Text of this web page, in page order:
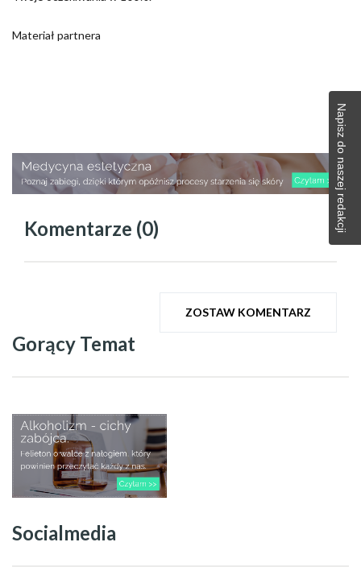
Materiał partnera
Komentarze (0)
ZOSTAW KOMENTARZ
Gorący Temat
Socialmedia
Napisz do naszej redakcji